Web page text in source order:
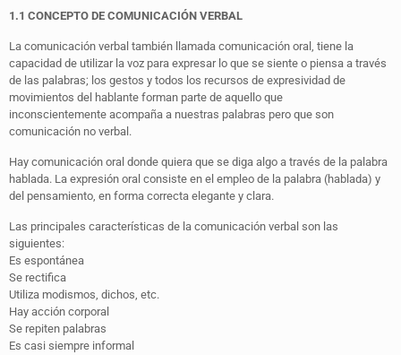
1.1 CONCEPTO DE COMUNICACIÓN VERBAL
La comunicación verbal también llamada comunicación oral, tiene la
capacidad de utilizar la voz para expresar lo que se siente o piensa a través
de las palabras; los gestos y todos los recursos de expresividad de
movimientos del hablante forman parte de aquello que
inconscientemente acompaña a nuestras palabras pero que son
comunicación no verbal.
Hay comunicación oral donde quiera que se diga algo a través de la palabra
hablada. La expresión oral consiste en el empleo de la palabra (hablada) y
del pensamiento, en forma correcta elegante y clara.
Las principales características de la comunicación verbal son las
siguientes:
Es espontánea
Se rectifica
Utiliza modismos, dichos, etc.
Hay acción corporal
Se repiten palabras
Es casi siempre informal